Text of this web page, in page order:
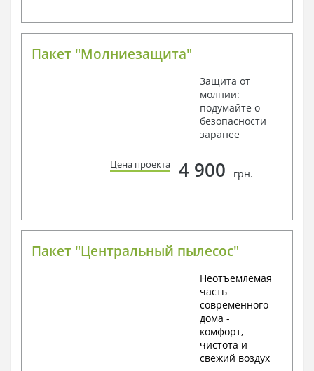
Пакет "Молниезащита"
Защита от
молнии:
подумайте о
безопасности
заранее
Цена проекта 4 900 грн.
Пакет "Центральный пылесос"
Неотъемлемая
часть
современного
дома -
комфорт,
чистота и
свежий воздух